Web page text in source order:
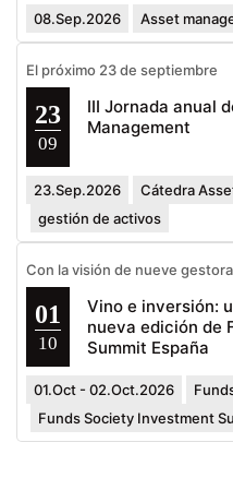
08.Sep.2026 Asset
El próximo 23 de septiembre
23
09
III Jornada anual
Management
23.Sep.2026
Cátedra
gestión de activos
Con la visión de nueve
01
10
Vino e inversión:
nueva edición de
Summit España
01.Oct - 02.Oct.2026
Funds Society Investment